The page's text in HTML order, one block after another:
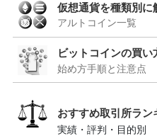
仮想通貨を種類別に
アルトコイン一覧
ビットコインの買い
始め方手順と注意点
おすすめ取引所ラン
実績・評判・目的別